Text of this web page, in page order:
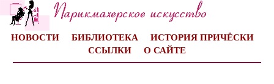
НОВОСТИ БИБЛИОТЕКА
ИСТОРИЯ ПРИЧЁСКИ
ССЫЛКИ
О САЙТЕ